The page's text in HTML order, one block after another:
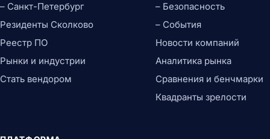
– Санкт-Петербург
Резиденты Сколково
Реестр ПО
Рынки и индустрии
Стать вендором
– Безопасность
– События
Новости компаний
Аналитика рынка
Сравнения и бенчмарки
Квадранты зрелости